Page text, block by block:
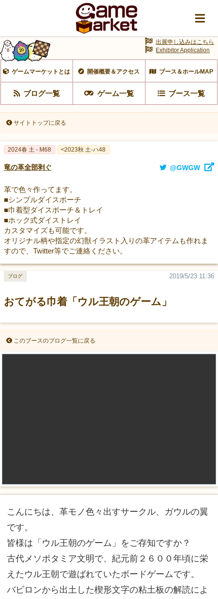
ゲームマーケットとは 開催概要＆アクセス ブース＆ホールMAP
ブログ一覧 ゲーム一覧 ブース一覧
出展申し込みはこちら
Exhibitor Application
サイトトップに戻る
2024春 土 - M68 <2023秋 土-ハ48
竜の革全部剥ぐ @GWGW
革で色々作ってます。
■シンプルダイスポーチ
■巾着型ダイスポーチ＆トレイ
■ホック式ダイストレイ
カスタマイズも可能です。
オリジナル柄や指定の幻獣イラスト入りの革アイテムも作れま
すので、Twitter等でご連絡ください。
おてがる巾着「ウル王朝のゲーム」
2019/5/23 11:36
ブログ
このブースのブログ一覧に戻る
こんにちは、革モノ色々出すサークル、ガウルの翼
です。
皆様は「ウル王朝のゲーム」をご存知ですか？
古代メソポタミア文明で、紀元前２６００年頃に栄
えたウル王朝で遊ばれていたボードゲームです。
バビロンから出土した楔形文字の粘土板の解読によ